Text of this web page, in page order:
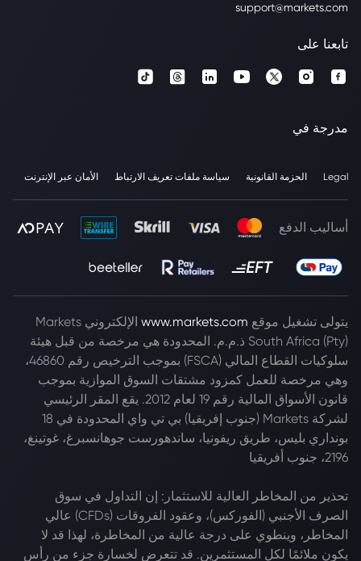
support@markets.com
تابعنا على
مدرجة في
Legal الحزمة القانونية سياسة ملفات تعريف الارتباط الأمان عبر الإنترنت
أساليب الدفع
يتولى تشغيل موقع www.markets.com
الإلكتروني Markets
South Africa (Pty) ذ.م.م. المحدودة هي مرخصة من قبل هيئة
سلوكيات القطاع المالي (FSCA) بموجب الترخيص رقم 46860،
وهي مرخصة للعمل كمزود مشتقات السوق الموازية بموجب
قانون الأسواق المالية رقم 19 لعام 2012. يقع المقر الرئيسي
لشركة Markets (جنوب إفريقيا) بي تي واي المحدودة في 18
بونداري بليس، طريق ريفونيا، ساندهورست جوهانسبرغ، غوتينغ،
2196، جنوب أفريقيا
تحذير من المخاطر العالية للاستثمار: إن التداول في سوق
الصرف الأجنبي (الفوركس)، وعقود الفروقات (CFDs) عالي
المخاطر، وينطوي على درجة عالية من المخاطرة، لهذا قد لا
يكون ملائمًا لكل المستثمرين. قد تتعرض لخسارة جزء من رأس